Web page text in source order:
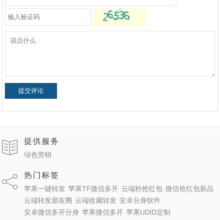
提交评论
提供服务
绿色营销
热门标签
苹果一键转发 苹果TF微信多开 云端秒抢红包 微信抢红包新品
云端转发朋友圈 云端收藏转发 安卓分身软件
安卓微信多开分身 苹果微信多开 苹果UDID定制